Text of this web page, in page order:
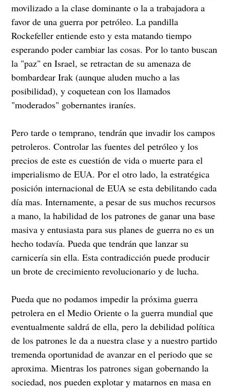
movilizado a la clase dominante o la a trabajadora a
favor de una guerra por petróleo. La pandilla
Rockefeller entiende esto y esta matando tiempo
esperando poder cambiar las cosas. Por lo tanto buscan
la "paz" en Israel, se retractan de su amenaza de
bombardear Irak (aunque aluden mucho a las
posibilidad), y coquetean con los llamados
"moderados" gobernantes iraníes.
Pero tarde o temprano, tendrán que invadir los campos
petroleros. Controlar las fuentes del petróleo y los
precios de este es cuestión de vida o muerte para el
imperialismo de EUA. Por el otro lado, la estratégica
posición internacional de EUA se esta debilitando cada
día mas. Internamente, a pesar de sus muchos recursos
a mano, la habilidad de los patrones de ganar una base
masiva y entusiasta para sus planes de guerra no es un
hecho todavía. Pueda que tendrán que lanzar su
carnicería sin ella. Esta contradicción puede producir
un brote de crecimiento revolucionario y de lucha.
Pueda que no podamos impedir la próxima guerra
petrolera en el Medio Oriente o la guerra mundial que
eventualmente saldrá de ella, pero la debilidad política
de los patrones le da a nuestra clase y a nuestro partido
tremenda oportunidad de avanzar en el periodo que se
aproxima. Mientras los patrones sigan gobernando la
sociedad, nos pueden explotar y matarnos en masa en